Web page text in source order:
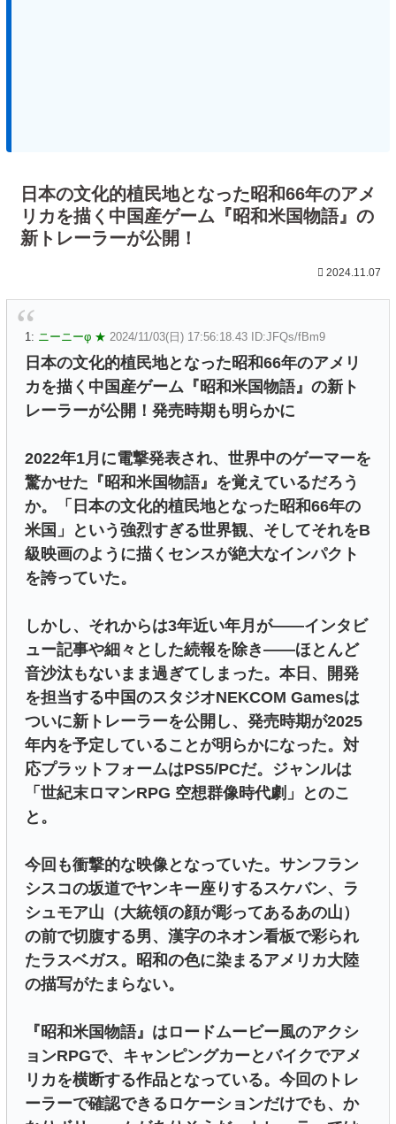
日本の文化的植民地となった昭和66年のアメ
リカを描く中国産ゲーム『昭和米国物語』の
新トレーラーが公開！
2024.11.07
1: ニーニーφ ★ 2024/11/03(日) 17:56:18.43 ID:JFQs/fBm9
日本の文化的植民地となった昭和66年のアメリ
カを描く中国産ゲーム『昭和米国物語』の新ト
レーラーが公開！発売時期も明らかに
2022年1月に電撃発表され、世界中のゲーマーを
驚かせた『昭和米国物語』を覚えているだろう
か。「日本の文化的植民地となった昭和66年の
米国」という強烈すぎる世界観、そしてそれをB
級映画のように描くセンスが絶大なインパクト
を誇っていた。
しかし、それからは3年近い年月が――インタビ
ュー記事や細々とした続報を除き――ほとんど
音沙汰もないまま過ぎてしまった。本日、開発
を担当する中国のスタジオNEKCOM Gamesは
ついに新トレーラーを公開し、発売時期が2025
年内を予定していることが明らかになった。対
応プラットフォームはPS5/PCだ。ジャンルは
「世紀末ロマンRPG 空想群像時代劇」とのこ
と。
今回も衝撃的な映像となっていた。サンフラン
シスコの坂道でヤンキー座りするスケバン、ラ
シュモア山（大統領の顔が彫ってあるあの山）
の前で切腹する男、漢字のネオン看板で彩られ
たラスベガス。昭和の色に染まるアメリカ大陸
の描写がたまらない。
『昭和米国物語』はロードムービー風のアクシ
ョンRPGで、キャンピングカーとバイクでアメ
リカを横断する作品となっている。今回のトレ
ーラーで確認できるロケーションだけでも、か